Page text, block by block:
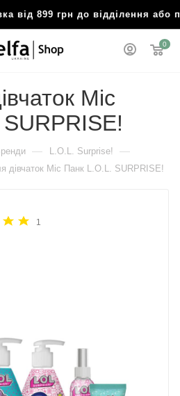
899 грн до відділення або
0
Міс
— L.O.L. Surprise! —
дівчаток Міс Панк L.O.L. SURPRISE!
1